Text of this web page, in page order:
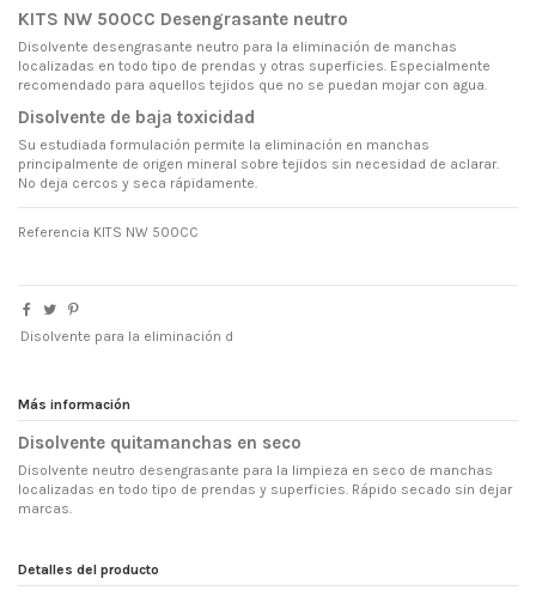
KITS NW 500CC Desengrasante neutro
Disolvente desengrasante neutro para la eliminación de manchas
localizadas en todo tipo de prendas y otras superficies. Especialmente
recomendado para aquellos tejidos que no se puedan mojar con agua.
Disolvente de baja toxicidad
Su estudiada formulación permite la eliminación en manchas
principalmente de origen mineral sobre tejidos sin necesidad de aclarar.
No deja cercos y seca rápidamente.
Referencia KITS NW 500CC
Disolvente para la eliminación d
Más información
Disolvente quitamanchas en seco
Disolvente neutro desengrasante para la limpieza en seco de manchas
localizadas en todo tipo de prendas y superficies. Rápido secado sin dejar
marcas.
Detalles del producto